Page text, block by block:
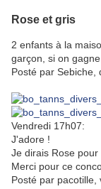
Rose et gris
2 enfants à la
garçon, si on
Posté par Sebiche,
Vendredi 17h07:
J'adore !
Je dirais Rose pour
Merci pour ce
Posté par pacotille,